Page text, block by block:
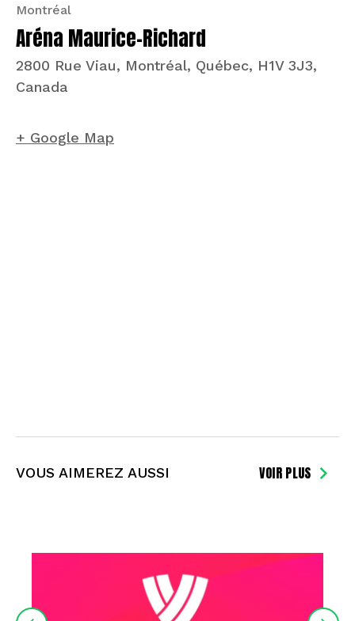
Montréal
Aréna Maurice-Richard
2800 Rue Viau, Montréal, Québec, H1V 3J3,
Canada
+ Google Map
VOUS AIMEREZ AUSSI VOIR PLUS